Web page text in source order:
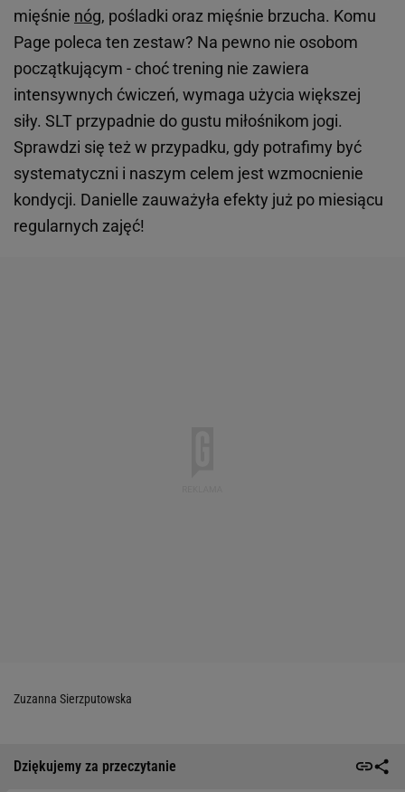
mięśnie nóg, pośladki oraz mięśnie brzucha. Komu
Page poleca ten zestaw? Na pewno nie osobom
początkującym - choć trening nie zawiera
intensywnych ćwiczeń, wymaga użycia większej
siły. SLT przypadnie do gustu miłośnikom jogi.
Sprawdzi się też w przypadku, gdy potrafimy być
systematyczni i naszym celem jest wzmocnienie
kondycji. Danielle zauważyła efekty już po miesiącu
regularnych zajęć!
Zuzanna Sierzputowska
Dziękujemy za przeczytanie